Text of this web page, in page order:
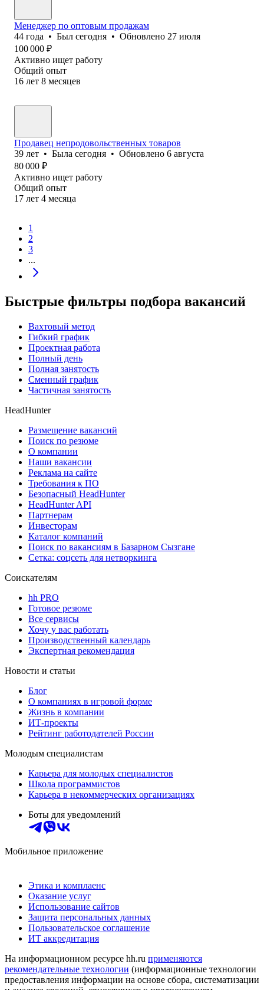
Менеджер по оптовым продажам
44 года • Был сегодня • Обновлено 27 июля
100 000 ₽
Активно ищет работу
Общий опыт
16 лет 8 месяцев
Продавец непродовольственных товаров
39 лет • Была сегодня • Обновлено 6 августа
80 000 ₽
Активно ищет работу
Общий опыт
17 лет 4 месяца
1
2
3
...
Быстрые фильтры подбора вакансий
Вахтовый метод
Гибкий график
Проектная работа
Полный день
Полная занятость
Сменный график
Частичная занятость
HeadHunter
Размещение вакансий
Поиск по резюме
О компании
Наши вакансии
Реклама на сайте
Требования к ПО
Безопасный HeadHunter
HeadHunter API
Партнерам
Инвесторам
Каталог компаний
Поиск по вакансиям в Базарном Сызгане
Сетка: соцсеть для нетворкинга
Соискателям
hh PRO
Готовое резюме
Все сервисы
Хочу у вас работать
Производственный календарь
Экспертная рекомендация
Новости и статьи
Блог
О компаниях в игровой форме
Жизнь в компании
ИТ-проекты
Рейтинг работодателей России
Молодым специалистам
Карьера для молодых специалистов
Школа программистов
Карьера в некоммерческих организациях
Боты для уведомлений
Мобильное приложение
Этика и комплаенс
Оказание услуг
Использование сайтов
Защита персональных данных
Пользовательское соглашение
ИТ аккредитация
На информационном ресурсе hh.ru применяются
рекомендательные технологии (информационные технологии
предоставления информации на основе сбора, систематизации